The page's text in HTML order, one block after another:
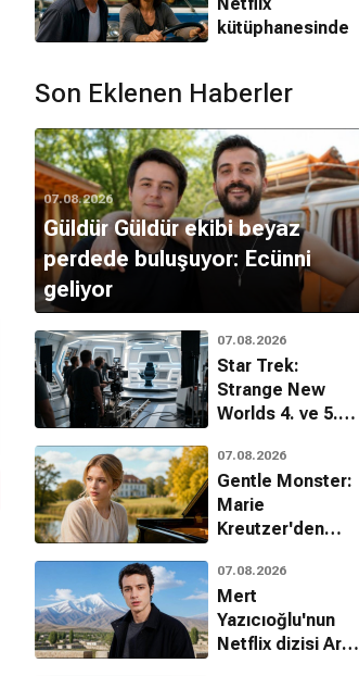
kütüphanesinde
Son Eklenen Haberler
07.08.2026
Güldür Güldür ekibi beyaz
perdede buluşuyor: Ecünni
geliyor
07.08.2026
Star Trek:
Strange New
Worlds 4. ve 5.
tüm hızıyla
sürüyor
07.08.2026
Gentle Monster:
Marie
Kreutzer'den
üzerine çarpıcı
bir dram
07.08.2026
Mert
Yazıcıoğlu'nun
Netflix dizisi Aras